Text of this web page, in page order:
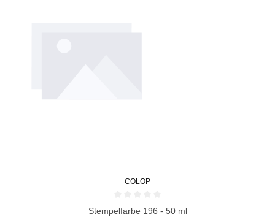
COLOP
Durchschnittliche Bewertung von 0 von 5 Sternen
Stempelfarbe 196 - 50 ml